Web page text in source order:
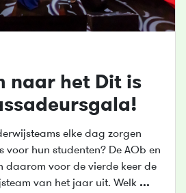
naar het Dit is
elke dag zorgen
voor hun studenten? De AOb en
daarom voor de vierde keer de
van het jaar uit. Welk ...